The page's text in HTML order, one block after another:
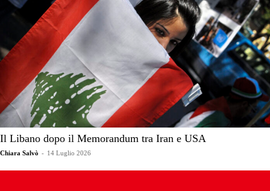
Il Libano dopo il Memorandum tra Iran e USA
Chiara Salvò - 14 Luglio 2026